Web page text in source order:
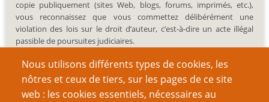
Nous utilisons différents types de cookies, les
nôtres et ceux de tiers, sur les pages de ce site
web : les cookies essentiels, nécessaires au
copie publiquement (sites Web, blogs, forums, imprimés, etc.),
vous reconnaissez que vous commettez délibérément une
violation des lois sur le droit d’auteur, c’est-à-dire un acte illégal
passible de poursuites judiciaires.